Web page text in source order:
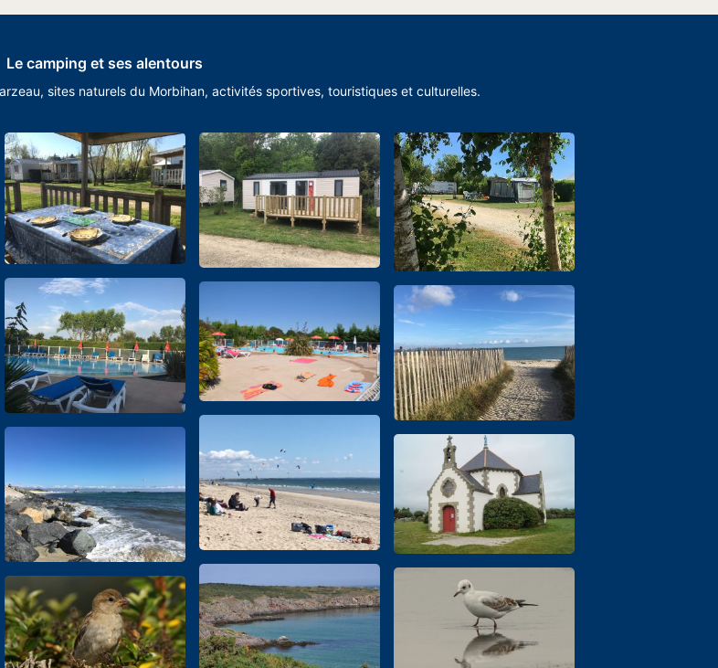
Le camping et ses alentours
sites naturels du Morbihan, activités sportives, touristiques et culturelles.